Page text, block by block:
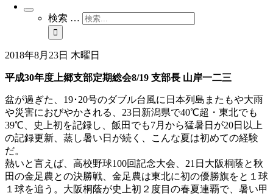
検索 …
2018年8月23日 木曜日
平成30年度上郷支部定期総会8/19 支部長 山岸一二三
盆が過ぎた、19･20号のダブル台風に日本列島またもや大雨
や災害におびやかされる、23日新潟県で40℃超・東北でも
39℃、史上初を記録し、飯田でも7月から猛暑日が20日以上
の記録更新、蒸し暑い日が続く、こんな夏は初めての経験
だ。
熱いと言えば、高校野球100回記念大会、21日大阪桐蔭と秋
田の金足農との決勝戦、金足農は東北に初の優勝旗をと１球
１球を追う。大阪桐蔭が史上初２度目の春夏連覇で、暑い甲